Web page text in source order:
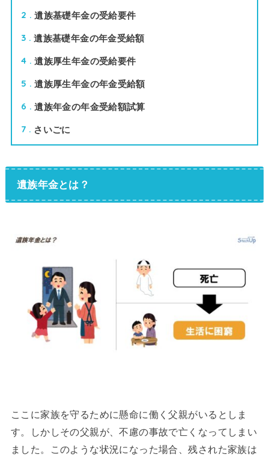
2 遺族基礎年金の受給要件
3 遺族基礎年金の年金受給額
4 遺族厚生年金の受給要件
5 遺族厚生年金の年金受給額
6 遺族年金の年金受給額試算
7 さいごに
遺族年金とは？
ここに家族を守るために懸命に働く父親がいるとしま
す。しかしその父親が、不慮の事故で亡くなってしまい
ました。このような状況になった場合、残された家族は